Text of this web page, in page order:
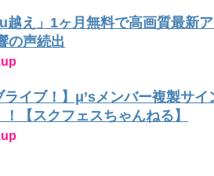
越え」1ヶ月無料で高画質最新
の声続出
ライブ！】μ’sメンバー複製サ
！【スクフェスちゃんねる】